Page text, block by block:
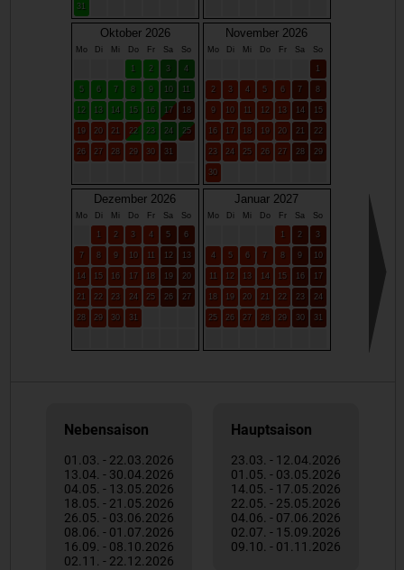
31
Oktober 2026
Mo Di Mi Do Fr Sa So
2 3 4
5 6 7 8 9 10
12 13 14 15 16 17 18
19 20 21 22 23 24 25
26 27 28 29 30 31
November 2026
Mo Di Mi Do Fr Sa So
2 3 4 5 6 7 8
9 10 12 13 14 15
16 17 18 19 20 21 22
23 24 25 26 27 28 29
30
Dezember 2026
Mo Di Mi Do Fr Sa So
2 3 4 5 6
7 8 9 10 12 13
14 15 16 17 18 19 20
21 22 23 24 25 26 27
28 29 30 31
Januar 2027
Mo Di Mi Do Fr Sa So
2 3
4 5 6 7 8 9 10
12 13 14 15 16 17
18 19 20 21 22 23 24
25 26 27 28 29 30 31
Nebensaison
01.03. - 22.03.2026
13.04. - 30.04.2026
04.05. - 13.05.2026
18.05. - 21.05.2026
26.05. - 03.06.2026
08.06. - 01.07.2026
16.09. - 08.10.2026
02.11. - 22.12.2026
Hauptsaison
23.03. - 12.04.2026
01.05. - 03.05.2026
14.05. - 17.05.2026
22.05. - 25.05.2026
04.06. - 07.06.2026
02.07. - 15.09.2026
09.10. - 01.11.2026